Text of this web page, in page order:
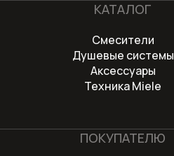
КАТАЛОГ
Смесители
Душевые системы
Аксессуары
Техника Miele
ПОКУПАТЕЛЮ